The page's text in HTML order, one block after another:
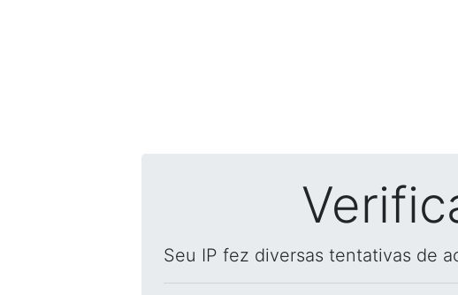
Seu IP fez diversas tentativas de